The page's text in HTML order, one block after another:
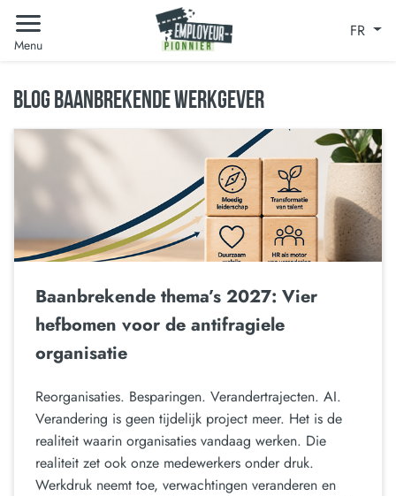
Menu
FR
BLOG BAANBREKENDE WERKGEVER
Baanbrekende thema’s 2027: Vier
hefbomen voor de antifragiele
organisatie
Reorganisaties. Besparingen. Verandertrajecten. AI.
Verandering is geen tijdelijk project meer. Het is de
realiteit waarin organisaties vandaag werken. Die
realiteit zet ook onze medewerkers onder druk.
Werkdruk neemt toe, verwachtingen veranderen en